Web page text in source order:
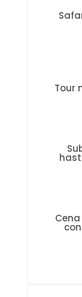
Tour